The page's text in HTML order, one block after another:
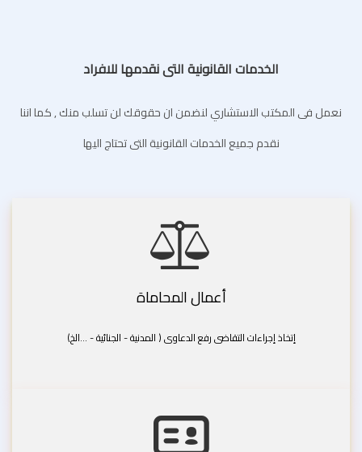
الخدمات القانونية التى نقدمها للافراد
نعمل فى المكتب الاستشاري لنضمن ان حقوقك لن تسلب منك , كما اننا
نقدم جميع الخدمات القانونية التى تحتاج اليها
أعمال المحاماة
إتخاذ إجراءات التقاضى رفع الدعاوى ( المدنية - الجنائية - ...الخ)